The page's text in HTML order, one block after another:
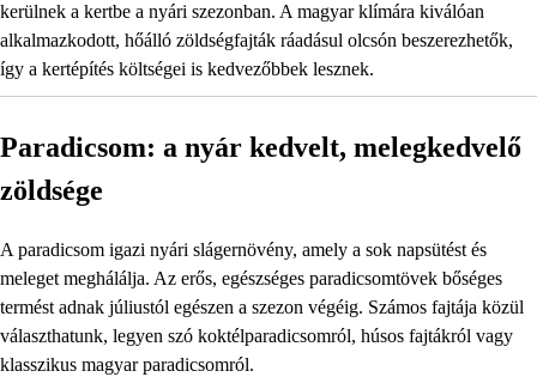
kerülnek a kertbe a nyári szezonban. A magyar klímára kiválóan
alkalmazkodott, hőálló zöldségfajták ráadásul olcsón beszerezhetők,
így a kertépítés költségei is kedvezőbbek lesznek.
Paradicsom: a nyár kedvelt, melegkedvelő
zöldsége
A paradicsom igazi nyári slágernövény, amely a sok napsütést és
meleget meghálálja. Az erős, egészséges paradicsomtövek bőséges
termést adnak júliustól egészen a szezon végéig. Számos fajtája közül
választhatunk, legyen szó koktélparadicsomról, húsos fajtákról vagy
klasszikus magyar paradicsomról.